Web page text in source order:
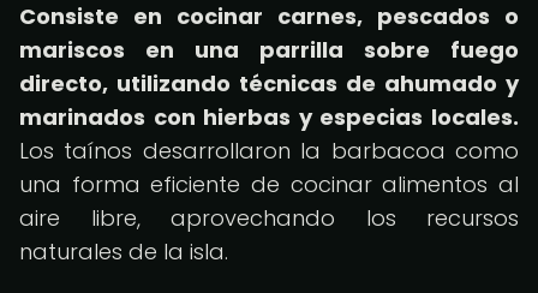
Consiste en cocinar carnes, pescados o
mariscos en una parrilla sobre fuego
directo, utilizando técnicas de ahumado y
marinados con hierbas y especias locales.
Los taínos desarrollaron la barbacoa como
una forma eficiente de cocinar alimentos al
aire libre, aprovechando los recursos
naturales de la isla.